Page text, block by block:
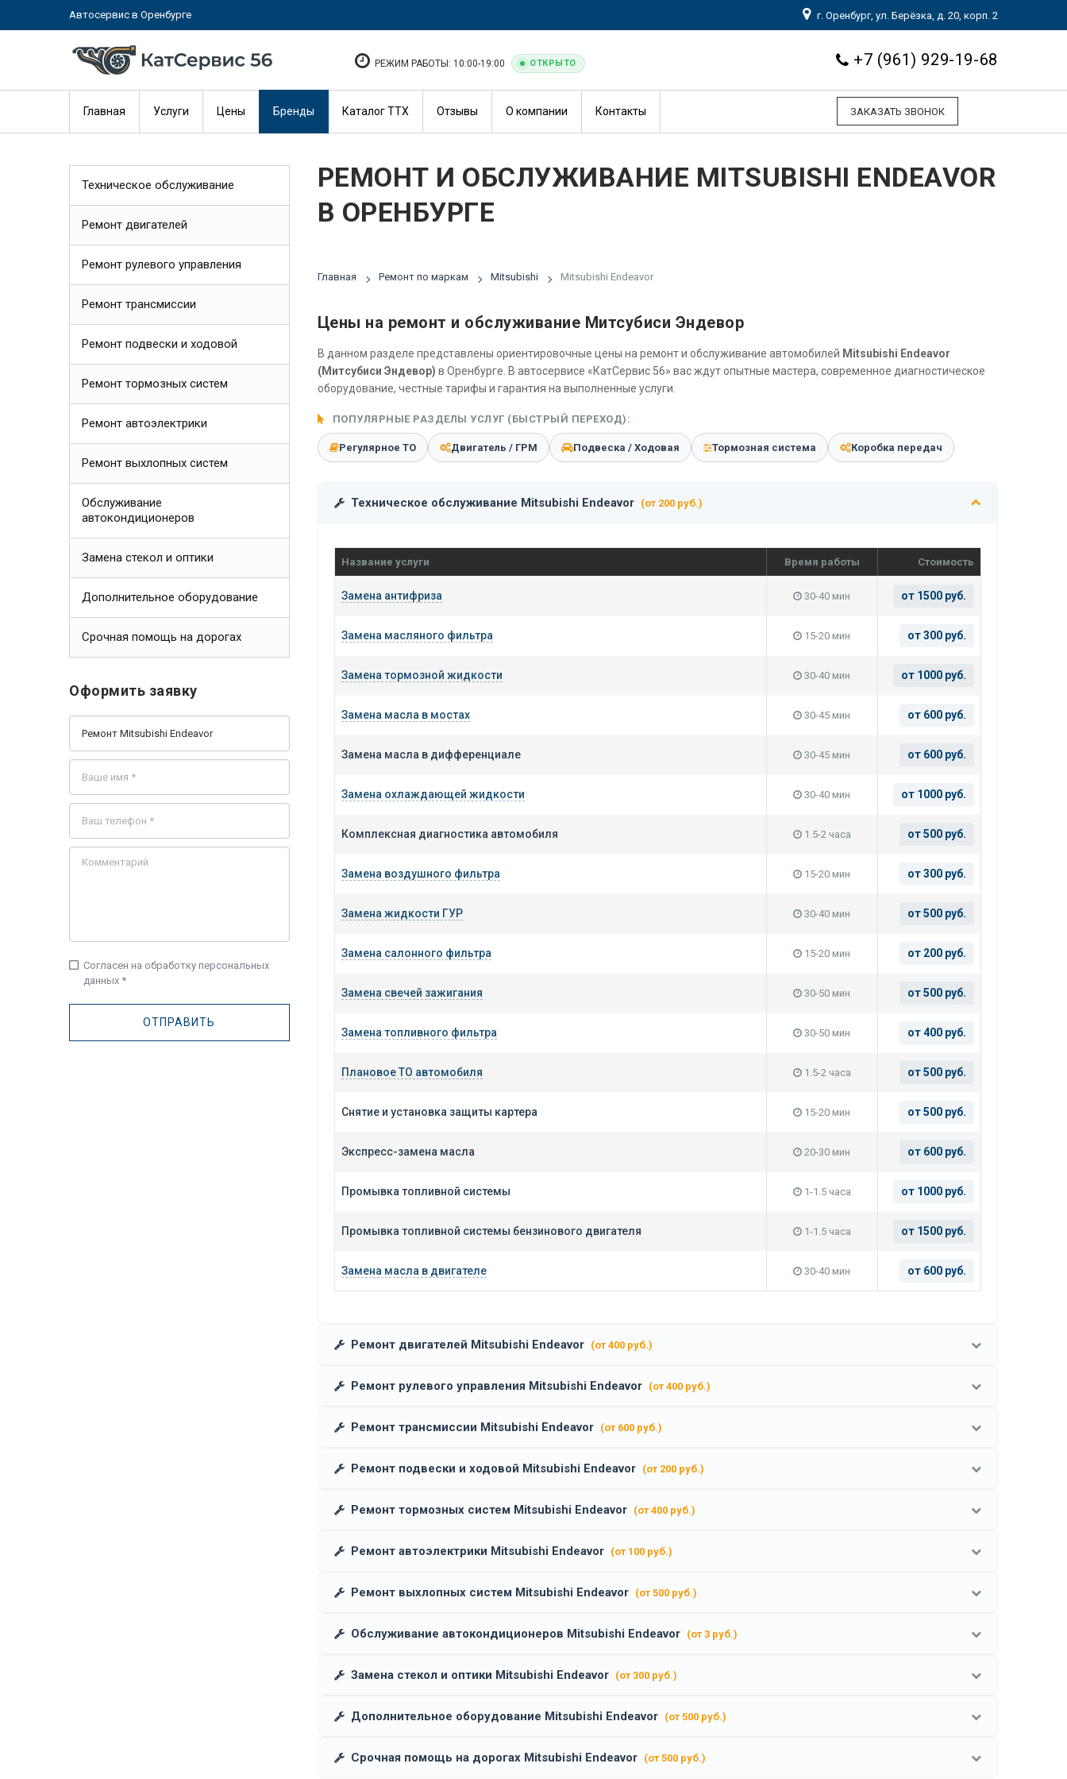
Автосервис в Оренбурге г. Оренбург, ул. Берёзка, д. 20, корп. 2
+7 (961) 929-19-68
РЕЖИМ РАБОТЫ: 10:00-19:00 ОТКРЫТО
ЗАКАЗАТЬ ЗВОНОК
Главная Услуги Цены Бренды Каталог ТТХ Отзывы О компании Контакты
РЕМОНТ И ОБСЛУЖИВАНИЕ MITSUBISHI ENDEAVOR
В ОРЕНБУРГЕ
Главная Ремонт по маркам Mitsubishi Mitsubishi Endeavor
Цены на ремонт и обслуживание Митсубиси Эндевор
В данном разделе представлены ориентировочные цены на ремонт и обслуживание автомобилей Mitsubishi Endeavor
(Митсубиси Эндевор) в Оренбурге. В автосервисе «КатСервис 56» вас ждут опытные мастера, современное диагностическое
оборудование, честные тарифы и гарантия на выполненные услуги.
ПОПУЛЯРНЫЕ РАЗДЕЛЫ УСЛУГ (БЫСТРЫЙ ПЕРЕХОД):
Регулярное ТО Двигатель / ГРМ Подвеска / Ходовая Тормозная система Коробка передач
Техническое обслуживание Mitsubishi Endeavor (от 200 руб.)
Название услуги Время работы Стоимость
Замена антифриза 30-40 мин от 1500 руб.
Замена масляного фильтра 15-20 мин от 300 руб.
Замена тормозной жидкости 30-40 мин от 1000 руб.
Замена масла в мостах 30-45 мин от 600 руб.
Замена масла в дифференциале 30-45 мин от 600 руб.
Замена охлаждающей жидкости 30-40 мин от 1000 руб.
Комплексная диагностика автомобиля 1.5-2 часа от 500 руб.
Замена воздушного фильтра 15-20 мин от 300 руб.
Замена жидкости ГУР 30-40 мин от 500 руб.
Замена салонного фильтра 15-20 мин от 200 руб.
Замена свечей зажигания 30-50 мин от 500 руб.
Замена топливного фильтра 30-50 мин от 400 руб.
Плановое ТО автомобиля 1.5-2 часа от 500 руб.
Снятие и установка защиты картера 15-20 мин от 500 руб.
Экспресс-замена масла 20-30 мин от 600 руб.
Промывка топливной системы 1-1.5 часа от 1000 руб.
Промывка топливной системы бензинового двигателя 1-1.5 часа от 1500 руб.
Замена масла в двигателе 30-40 мин от 600 руб.
Ремонт двигателей Mitsubishi Endeavor (от 400 руб.)
Ремонт рулевого управления Mitsubishi Endeavor (от 400 руб.)
Ремонт трансмиссии Mitsubishi Endeavor (от 600 руб.)
Ремонт подвески и ходовой Mitsubishi Endeavor (от 200 руб.)
Ремонт тормозных систем Mitsubishi Endeavor (от 400 руб.)
Ремонт автоэлектрики Mitsubishi Endeavor (от 100 руб.)
Ремонт выхлопных систем Mitsubishi Endeavor (от 500 руб.)
Обслуживание автокондиционеров Mitsubishi Endeavor (от 3 руб.)
Замена стекол и оптики Mitsubishi Endeavor (от 300 руб.)
Дополнительное оборудование Mitsubishi Endeavor (от 500 руб.)
Срочная помощь на дорогах Mitsubishi Endeavor (от 500 руб.)
Техническое обслуживание
Ремонт двигателей
Ремонт рулевого управления
Ремонт трансмиссии
Ремонт подвески и ходовой
Ремонт тормозных систем
Ремонт автоэлектрики
Ремонт выхлопных систем
Обслуживание
автокондиционеров
Замена стекол и оптики
Дополнительное оборудование
Срочная помощь на дорогах
Оформить заявку
check_box_outline_blank Согласен на обработку персональных
данных *